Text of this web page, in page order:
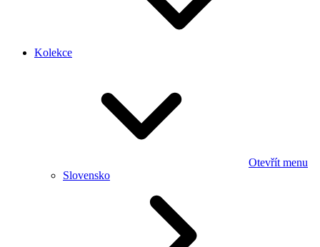
Kolekce
Otevřít menu
Slovensko